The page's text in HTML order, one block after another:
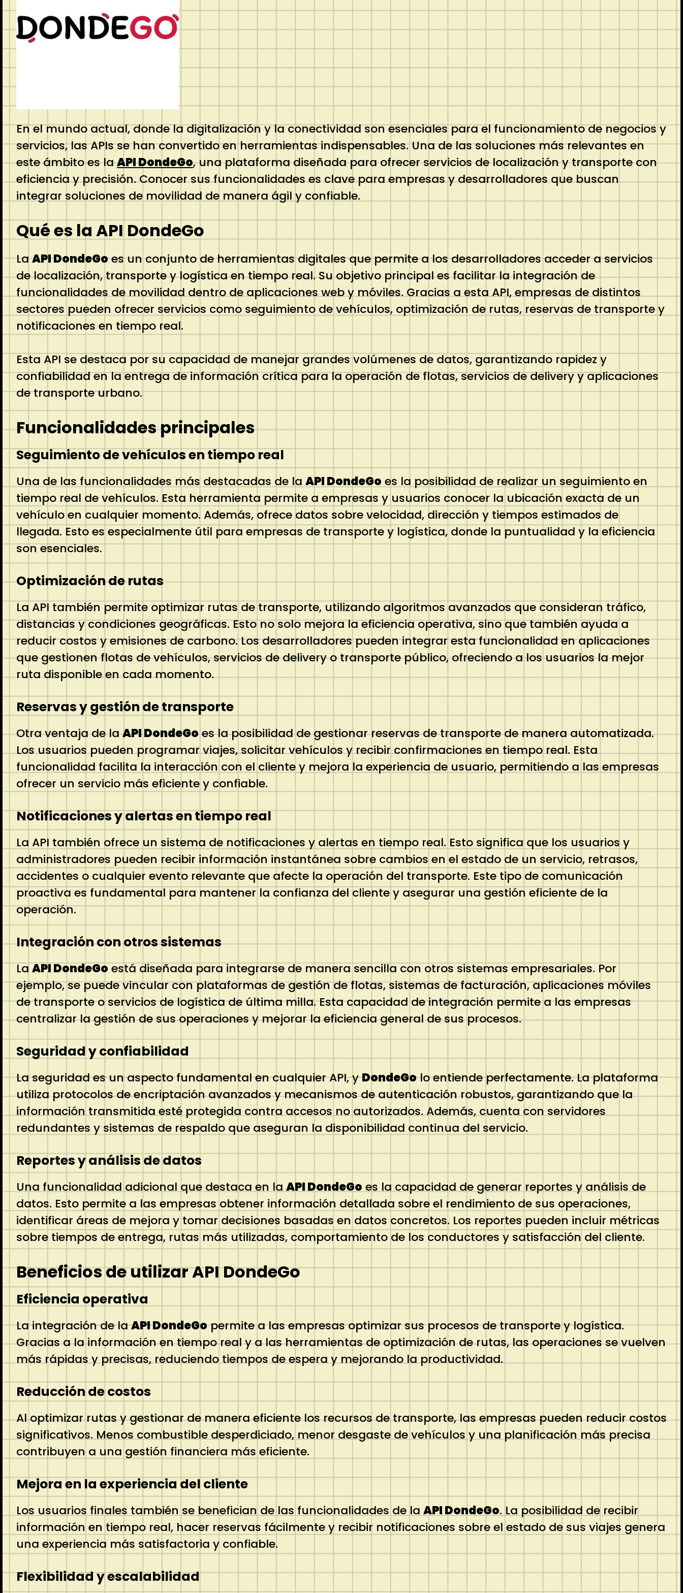
En el mundo actual, donde la digitalización y la conectividad son esenciales para el funcionamiento de negocios y
servicios, las APIs se han convertido en herramientas indispensables. Una de las soluciones más relevantes en
este ámbito es laAPI DondeGo, una plataforma diseñada para ofrecer servicios de localización y transporte con
eficiencia y precisión. Conocer sus funcionalidades es clave para empresas y desarrolladores que buscan
integrar soluciones de movilidad de manera ágil y confiable.
Qué es la API DondeGo
LaAPI DondeGoes un conjunto de herramientas digitales que permite a los desarrolladores acceder a servicios
de localización, transporte y logística en tiempo real. Su objetivo principal es facilitar la integración de
funcionalidades de movilidad dentro de aplicaciones web y móviles. Gracias a esta API, empresas de distintos
sectores pueden ofrecer servicios como seguimiento de vehículos, optimización de rutas, reservas de transporte y
notificaciones en tiempo real.
Esta API se destaca por su capacidad de manejar grandes volúmenes de datos, garantizando rapidez y
confiabilidad en la entrega de información crítica para la operación de flotas, servicios de delivery y aplicaciones
de transporte urbano.
Funcionalidades principales
Seguimiento de vehículos en tiempo real
Una de las funcionalidades más destacadas de la API DondeGo es la posibilidad de realizar un seguimiento en
tiempo real de vehículos. Esta herramienta permite a empresas y usuarios conocer la ubicación exacta de un
vehículo en cualquier momento. Además, ofrece datos sobre velocidad, dirección y tiempos estimados de
llegada. Esto es especialmente útil para empresas de transporte y logística, donde la puntualidad y la eficiencia
son esenciales.
Optimización de rutas
La API también permite optimizar rutas de transporte, utilizando algoritmos avanzados que consideran tráfico,
distancias y condiciones geográficas. Esto no solo mejora la eficiencia operativa, sino que también ayuda a
reducir costos y emisiones de carbono. Los desarrolladores pueden integrar esta funcionalidad en aplicaciones
que gestionen flotas de vehículos, servicios de delivery o transporte público, ofreciendo a los usuarios la mejor
ruta disponible en cada momento.
Reservas y gestión de transporte
Otra ventaja de laAPI DondeGoes la posibilidad de gestionar reservas de transporte de manera automatizada.
Los usuarios pueden programar viajes, solicitar vehículos y recibir confirmaciones en tiempo real. Esta
funcionalidad facilita la interacción con el cliente y mejora la experiencia de usuario, permitiendo a las empresas
ofrecer un servicio más eficiente y confiable.
Notificaciones y alertas en tiempo real
La API también ofrece un sistema de notificaciones y alertas en tiempo real. Esto significa que los usuarios y
administradores pueden recibir información instantánea sobre cambios en el estado de un servicio, retrasos,
accidentes o cualquier evento relevante que afecte la operación del transporte. Este tipo de comunicación
proactiva es fundamental para mantener la confianza del cliente y asegurar una gestión eficiente de la
operación.
Integración con otros sistemas
LaAPI DondeGoestá diseñada para integrarse de manera sencilla con otros sistemas empresariales. Por
ejemplo, se puede vincular con plataformas de gestión de flotas, sistemas de facturación, aplicaciones móviles
de transporte o servicios de logística de última milla. Esta capacidad de integración permite a las empresas
centralizar la gestión de sus operaciones y mejorar la eficiencia general de sus procesos.
Seguridad y confiabilidad
La seguridad es un aspecto fundamental en cualquier API, yDondeGolo entiende perfectamente. La plataforma
utiliza protocolos de encriptación avanzados y mecanismos de autenticación robustos, garantizando que la
información transmitida esté protegida contra accesos no autorizados. Además, cuenta con servidores
redundantes y sistemas de respaldo que aseguran la disponibilidad continua del servicio.
Reportes y análisis de datos
Una funcionalidad adicional que destaca en laAPI DondeGoes la capacidad de generar reportes y análisis de
datos. Esto permite a las empresas obtener información detallada sobre el rendimiento de sus operaciones,
identificar áreas de mejora y tomar decisiones basadas en datos concretos. Los reportes pueden incluir métricas
sobre tiempos de entrega, rutas más utilizadas, comportamiento de los conductores y satisfacción del cliente.
Beneficios de utilizar API DondeGo
Eficiencia operativa
La integración de laAPI DondeGopermite a las empresas optimizar sus procesos de transporte y logística.
Gracias a la información en tiempo real y a las herramientas de optimización de rutas, las operaciones se vuelven
más rápidas y precisas, reduciendo tiempos de espera y mejorando la productividad.
Reducción de costos
Al optimizar rutas y gestionar de manera eficiente los recursos de transporte, las empresas pueden reducir costos
significativos. Menos combustible desperdiciado, menor desgaste de vehículos y una planificación más precisa
contribuyen a una gestión financiera más eficiente.
Mejora en la experiencia del cliente
Los usuarios finales también se benefician de las funcionalidades de laAPI DondeGo. La posibilidad de recibir
información en tiempo real, hacer reservas fácilmente y recibir notificaciones sobre el estado de sus viajes genera
una experiencia más satisfactoria y confiable.
Flexibilidad y escalabilidad